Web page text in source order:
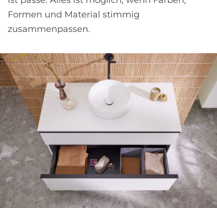
Formen und Material stimmig
zusammenpassen.